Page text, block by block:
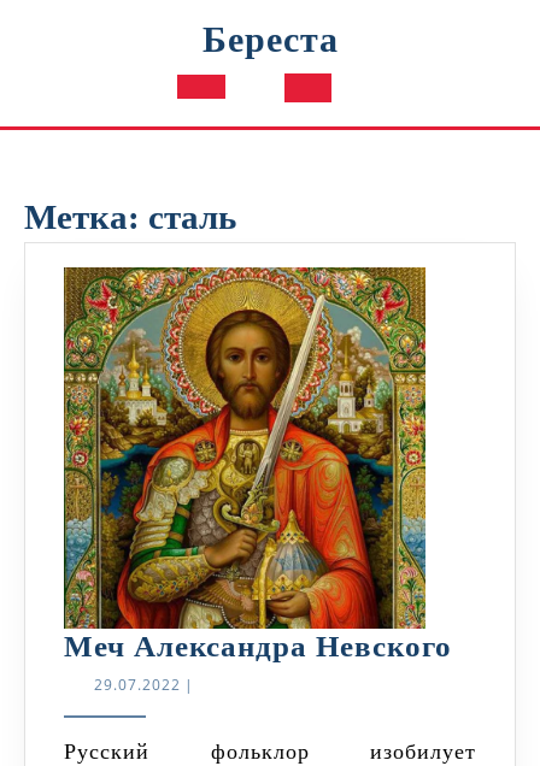
Береста
Кнопка
Метка: сталь
Меч Александра Невского
29.07.2022 29.07.2022
|
Русский фольклор изобилует